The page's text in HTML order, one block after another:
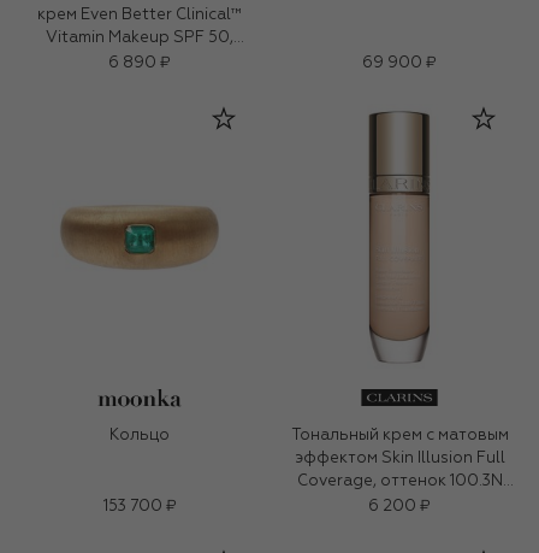
крем Even Better Clinical™
Vitamin Makeup SPF 50,
оттенок Light Cool 2 (30ml)
6 890 ₽ 69 900 ₽
Кольцо
153 700 ₽
Тональный крем с матовым
эффектом Skin Illusion Full
Coverage, оттенок 100.3N
(30ml)
6 200 ₽